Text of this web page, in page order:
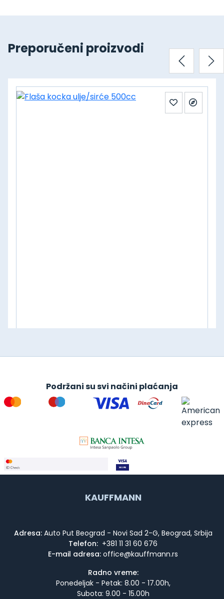
Preporučeni proizvodi
Podržani su svi načini plaćanja
KAUFFMANN
Adresa:Auto Put Beograd - Novi Sad 2-G, Beograd, Srbija
Telefon: +381 11 31 60 676
E-mail adresa:
Radno vreme:
Ponedeljak - Petak: 8.00 - 17.00h,
Subota: 9.00 - 15.00h